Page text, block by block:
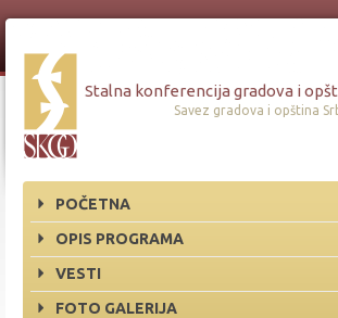
Stalna konferencija gradova i
Savez gradova i opština
POČETNA
OPIS PROGRAMA
VESTI
FOTO GALERIJA